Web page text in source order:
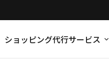
ショッピング代行サービス